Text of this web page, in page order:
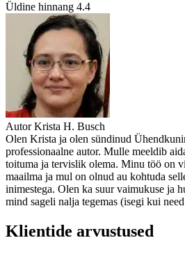
Üldine hinnang 4.4
Autor Krista H. Busch
Olen Krista ja olen sündinud
professionaalne autor. Mulle meeldib
toituma ja tervislik olema. Minu töö on
maailma ja mul on olnud au kohtuda
inimestega. Olen ka suur vaimukuse ja
mind sageli nalja tegemas (isegi kui
Klientide arvustused